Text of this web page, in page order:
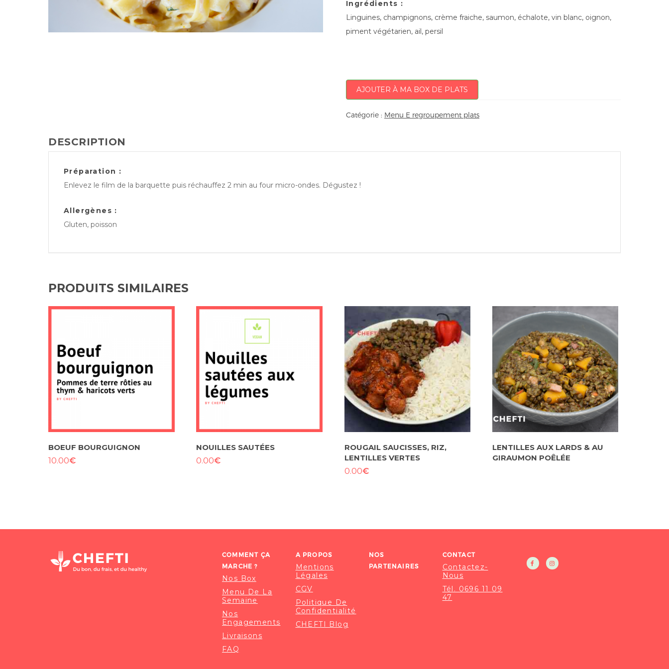
Ingrédients :
Linguines, champignons, crème fraiche, saumon, échalote, vin blanc, oignon,
piment végétarien, ail, persil
AJOUTER À MA BOX DE PLATS
Catégorie : Menu E regroupement plats
DESCRIPTION
Préparation :
Enlevez le film de la barquette puis réchauffez 2 min au four micro-ondes. Dégustez !
Allergènes :
Gluten, poisson
PRODUITS SIMILAIRES
BOEUF BOURGUIGNON
10.00€
NOUILLES SAUTÉES
0.00€
ROUGAIL SAUCISSES, RIZ,
LENTILLES VERTES
0.00€
LENTILLES AUX LARDS & AU
GIRAUMON POÊLÉE
COMMENT ÇA
MARCHE ?
Nos Box
Menu De La
Semaine
Nos
Engagements
Livraisons
FAQ
A PROPOS
Mentions
Légales
CGV
Politique De
Confidentialité
CHEFTI Blog
NOS
PARTENAIRES
CONTACT
Contactez-
Nous
Tél. 0696 11 09
47